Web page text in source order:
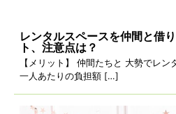
レンタルスペースを仲間と借
ト、注意点は？
【メリット】 仲間たちと 大勢でレン
一人あたりの負担額 […]